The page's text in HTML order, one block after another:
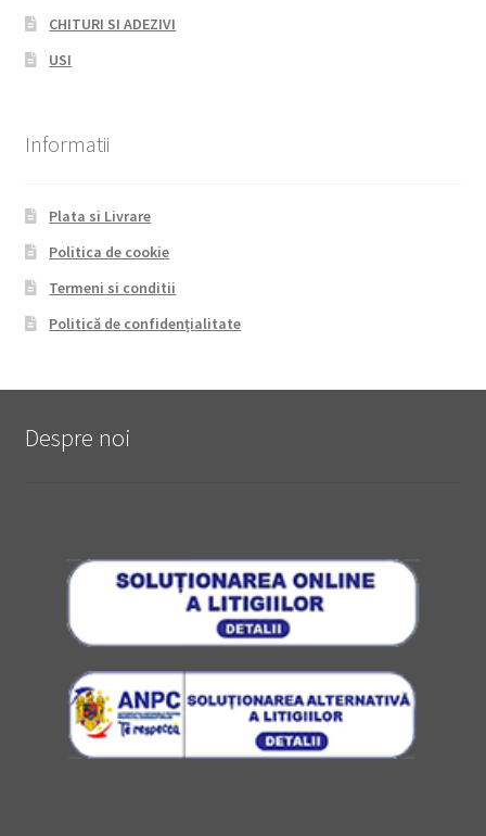
CHITURI SI ADEZIVI
USI
Informatii
Plata si Livrare
Politica de cookie
Termeni si conditii
Politică de confidențialitate
Despre noi